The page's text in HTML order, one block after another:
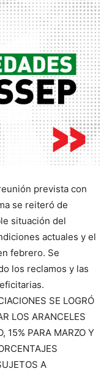
prevista con
se reiteró de
situación del
actuales y el
febrero. Se
los reclamos y las
SE LOGRÓ
LOS ARANCELES
15% PARA MARZO Y
A